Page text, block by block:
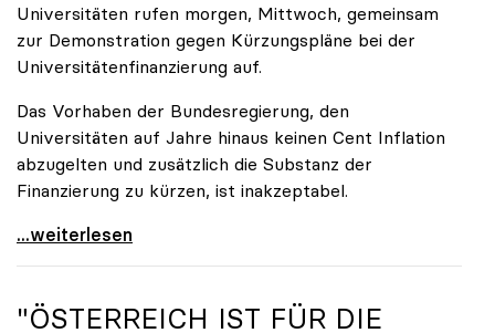
Universitäten rufen morgen, Mittwoch, gemeinsam
zur Demonstration gegen Kürzungspläne bei der
Universitätenfinanzierung auf.
Das Vorhaben der Bundesregierung, den
Universitäten auf Jahre hinaus keinen Cent Inflation
abzugelten und zusätzlich die Substanz der
Finanzierung zu kürzen, ist inakzeptabel.
#UnisRetten Warum es sich zu demonstrieren lohnt
...weiterlesen
"ÖSTERREICH IST FÜR DIE